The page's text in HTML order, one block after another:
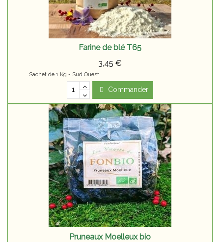
Farine de blé T65
3,45 €
Sachet de 1 Kg - Sud Ouest
Commander
Pruneaux Moelleux bio